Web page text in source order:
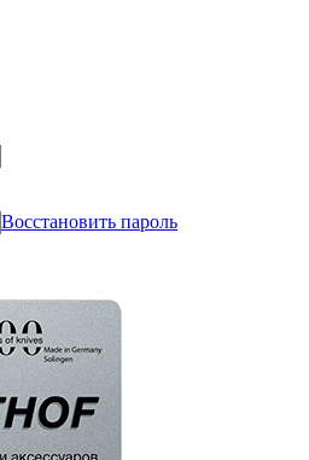
Восстановить пароль